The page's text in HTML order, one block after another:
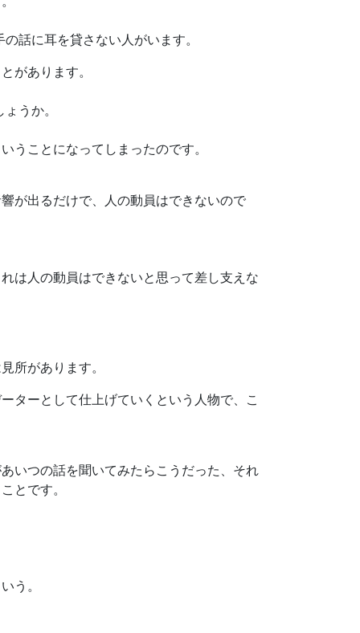
話に耳を貸さない人がいます。
があります。
うか。
うことになってしまったのです。
が出るだけで、人の動員はできないので
は人の動員はできないと思って差し支えな
所があります。
ターとして仕上げていくという人物で、こ
いつの話を聞いてみたらこうだった、それ
とです。
う。